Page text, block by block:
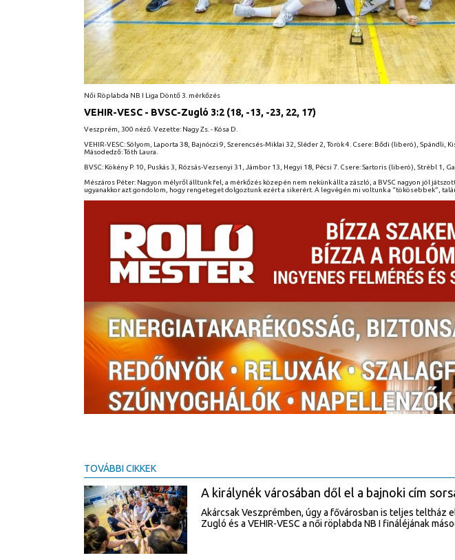
Női Röplabda NB I Liga Döntő 3. mérkőzés
VEHIR-VESC - BVSC-Zugló 3:2 (18, -13, -23, 22, 17)
Veszprém, 300 néző. Vezette: Nagy Zs. - Kósa D.
VEHIR-VESC: Sólyom, Laporta 38, Bajnóczi 9, Szerencsés-Miklai 32, Sléder 2, Török 4. Csere: Bődi (liberó), Spándli,
Másodedző: Tóth Laura.
BVSC: Kökény P. 10, Puskás 3, Rózsás-Vezsenyi 31, Jámbor 13, Hegyi 18, Pécsi 7. Csere: Sartoris (liberó), Strébl 1,
Mészáros Péter: Nagyon mélyről álltunk fel, a mérkőzés közepén nem nekünk állt a zászló, a BVSC nagyon jól
ugyanakkor azt gondolom, hogy rengeteget dolgoztunk ezért a sikerért. A legvégén mi voltunk a “tökösebbek”,
TOVÁBBI CIKKEK
A királynék városában dől el a bajnoki cím
Akárcsak Veszprémben, úgy a fővárosban is teljes teltház
Zugló és a VEHIR-VESC a női röplabda NB I fináléjának